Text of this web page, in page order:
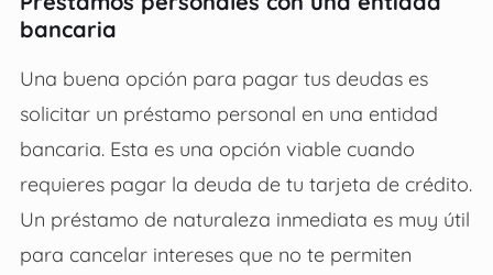
bancaria
Una buena opción para pagar tus deudas es
solicitar un préstamo personal en una entidad
bancaria. Esta es una opción viable cuando
requieres pagar la deuda de tu tarjeta de crédito.
Un préstamo de naturaleza inmediata es muy útil
para cancelar intereses que no te permiten